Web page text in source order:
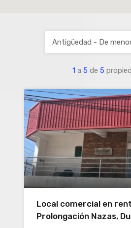
1 a 5 de 5
Antigüedad - De
Local comercial en
Prolongación Nazas,